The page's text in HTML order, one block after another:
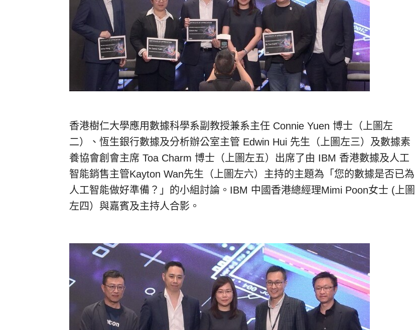
香港樹仁大學應用數據科學系副教授兼系主任 Connie Yuen 博士（上圖左
二）、恆生銀行數據及分析辦公室主管 Edwin Hui 先生（上圖左三）及數據素
養協會創會主席 Toa Charm 博士（上圖左五）出席了由 IBM 香港數據及人工
智能銷售主管Kayton Wan先生（上圖左六）主持的主題為「您的數據是否已為
人工智能做好準備？」的小組討論。IBM 中國香港總經理Mimi Poon女士 (上圖
左四）與嘉賓及主持人合影。